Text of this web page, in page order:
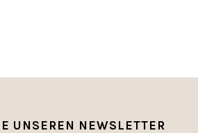
UNSEREN NEWSLETTER